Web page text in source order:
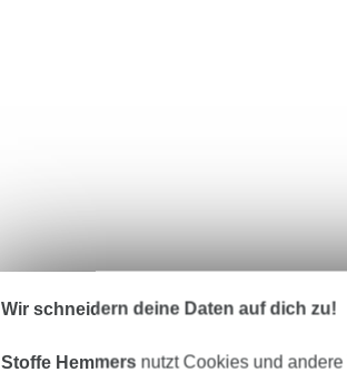
Wir schneidern deine Daten auf dich zu!
Stoffe Hemmers nutzt Cookies und